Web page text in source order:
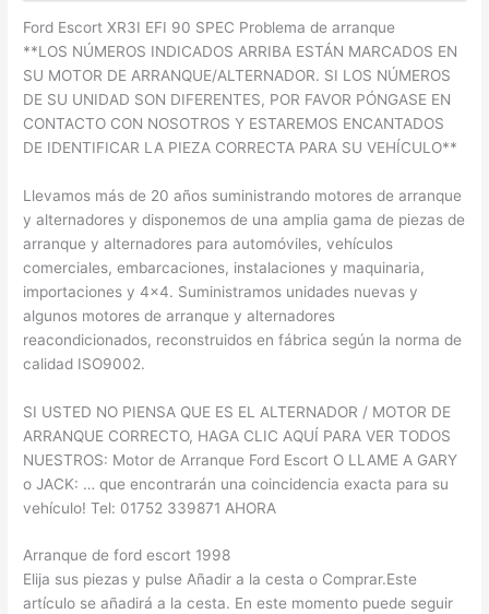
Ford Escort XR3I EFI 90 SPEC Problema de arranque
**LOS NÚMEROS INDICADOS ARRIBA ESTÁN MARCADOS EN
SU MOTOR DE ARRANQUE/ALTERNADOR. SI LOS NÚMEROS
DE SU UNIDAD SON DIFERENTES, POR FAVOR PÓNGASE EN
CONTACTO CON NOSOTROS Y ESTAREMOS ENCANTADOS
DE IDENTIFICAR LA PIEZA CORRECTA PARA SU VEHÍCULO**
Llevamos más de 20 años suministrando motores de arranque
y alternadores y disponemos de una amplia gama de piezas de
arranque y alternadores para automóviles, vehículos
comerciales, embarcaciones, instalaciones y maquinaria,
importaciones y 4×4. Suministramos unidades nuevas y
algunos motores de arranque y alternadores
reacondicionados, reconstruidos en fábrica según la norma de
calidad ISO9002.
SI USTED NO PIENSA QUE ES EL ALTERNADOR / MOTOR DE
ARRANQUE CORRECTO, HAGA CLIC AQUÍ PARA VER TODOS
NUESTROS: Motor de Arranque Ford Escort O LLAME A GARY
o JACK: … que encontrarán una coincidencia exacta para su
vehículo! Tel: 01752 339871 AHORA
Arranque de ford escort 1998
Elija sus piezas y pulse Añadir a la cesta o Comprar.Este
artículo se añadirá a la cesta. En este momento puede seguir